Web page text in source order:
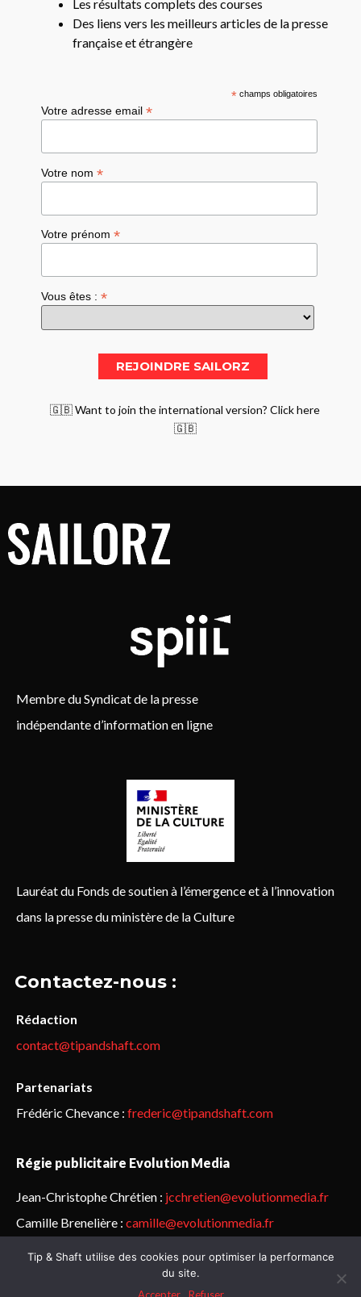
Les résultats complets des courses
Des liens vers les meilleurs articles de la presse
française et étrangère
*champs obligatoires
Votre adresse email*
Votre nom*
Votre prénom*
Vous êtes :*
🇬🇧 Want to join the international version? Click here
🇬🇧
Membre du Syndicat de la presse
indépendante d’information en ligne
Lauréat du Fonds de soutien à l’émergence et à l’innovation
dans la presse du ministère de la Culture
Contactez-nous :
Rédaction
contact@tipandshaft.com
Partenariats
Frédéric Chevance : frederic@tipandshaft.com
Régie publicitaire Evolution Media
Jean-Christophe Chrétien : jcchretien@evolutionmedia.fr
Camille Brenelière : camille@evolutionmedia.fr
© Sailorz 2015-2025. Tous droits réservés.Mentions légales &
politique de confidentialité
Tip & Shaft utilise des cookies pour optimiser la performance
du site.